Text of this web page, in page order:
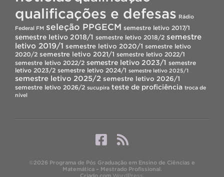
qualificações e defesas Rádio
Federal FM seleção PPGECM semestre letivo 2017/1
semestre letivo 2018/1 semestre letivo 2018/2 semestre
letivo 2019/1 semestre letivo 2020/1 semestre letivo
2020/2 semestre letivo 2021/1 semestre letivo 2022/1
semestre letivo 2022/2 semestre letivo 2023/1 semestre
letivo 2023/2 semestre letivo 2024/1 semestre letivo 2025/1
semestre letivo 2025/2 semestre letivo 2026/1
semestre letivo 2026/2 sucupira teste de proficiência troca de
nível
©2026 Programa de Pós Graduação em Ensino de Ciências e
Matemática – Mestrado Profissional.
Criado com WordPress.